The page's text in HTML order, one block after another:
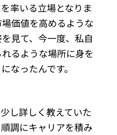
率いる立場となりま
価値を高めるような
見て、今一度、私自
るような場所に身を
なったんです。
し詳しく教えていた
調にキャリアを積み